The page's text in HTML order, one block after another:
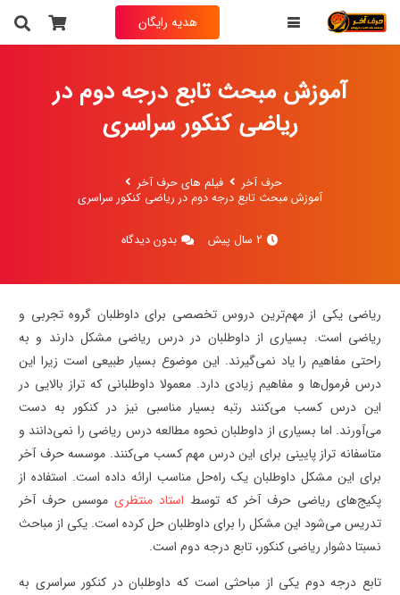
هدیه رایگان
آموزش مبحث تابع درجه دوم در
ریاضی کنکور سراسری
حرف آخر
فیلم های حرف آخر
آموزش مبحث تابع درجه دوم در ریاضی کنکور سراسری
2 سال پیش بدون دیدگاه
ریاضی یکی از مهم‌ترین دروس تخصصی برای داوطلبان گروه تجربی و
ریاضی است. بسیاری از داوطلبان در درس ریاضی مشکل دارند و به
راحتی مفاهیم را یاد نمی‌گیرند. این موضوع بسیار طبیعی است زیرا این
درس فرمول‌ها و مفاهیم زیادی دارد. معمولا داوطلبانی که تراز بالایی در
این درس کسب می‌کنند رتبه بسیار مناسبی نیز در کنکور به دست
می‌آورند. اما بسیاری از داوطلبان نحوه مطالعه درس ریاضی را نمی‌دانند و
متاسفانه تراز پایینی برای این درس مهم کسب می‌کنند. موسسه حرف آخر
برای این مشکل داوطلبان یک راه‌حل مناسب ارائه داده است. استفاده از
پکیج‌های ریاضی حرف آخر که توسط استاد منتظری موسس حرف آخر
تدریس می‌شود این مشکل را برای داوطلبان حل کرده است. یکی از مباحث
نسبتا دشوار ریاضی کنکور، تابع درجه دوم است.
تابع درجه دوم یکی از مباحثی است که داوطلبان در کنکور سراسری به